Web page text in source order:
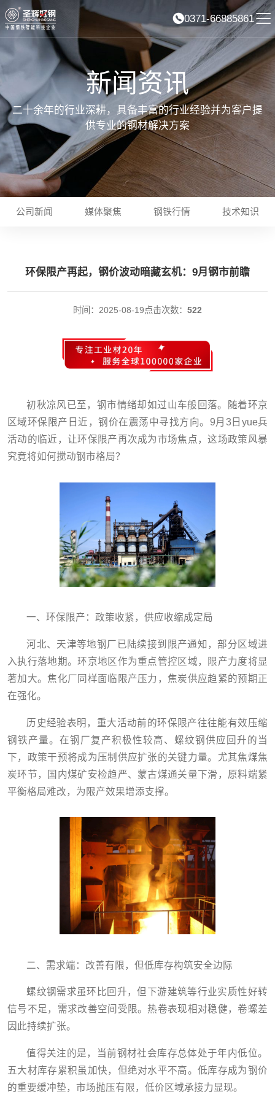
0371-66885861
新闻资讯
二十余年的行业深耕，具备丰富的行业经验并为客户提
供专业的钢材解决方案
公司新闻 媒体聚焦 钢铁行情 技术知识
环保限产再起，钢价波动暗藏玄机：9月钢市前瞻
时间：2025-08-19点击次数： 522
初秋凉风已至，钢市情绪却如过山车般回落。随着环京
区域环保限产日近，钢价在震荡中寻找方向。9月3日yue兵
活动的临近，让环保限产再次成为市场焦点，这场政策风暴
究竟将如何搅动钢市格局？
一、环保限产：政策收紧，供应收缩成定局
河北、天津等地钢厂已陆续接到限产通知，部分区域进
入执行落地期。环京地区作为重点管控区域，限产力度将显
著加大。焦化厂同样面临限产压力，焦炭供应趋紧的预期正
在强化。
历史经验表明，重大活动前的环保限产往往能有效压缩
钢铁产量。在钢厂复产积极性较高、螺纹钢供应回升的当
下，政策干预将成为压制供应扩张的关键力量。尤其焦煤焦
炭环节，国内煤矿安检趋严、蒙古煤通关量下滑，原料端紧
平衡格局难改，为限产效果增添支撑。
二、需求端：改善有限，但低库存构筑安全边际
螺纹钢需求虽环比回升，但下游建筑等行业实质性好转
信号不足，需求改善空间受限。热卷表现相对稳健，卷螺差
因此持续扩张。
值得关注的是，当前钢材社会库存总体处于年内低位。
五大材库存累积虽加快，但绝对水平不高。低库存成为钢价
的重要缓冲垫，市场抛压有限，低价区域承接力显现。